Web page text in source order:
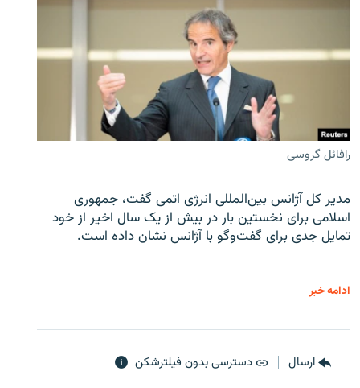
رافائل گروسی
مدیر کل آژانس بین‌المللی انرژی اتمی گفت، جمهوری
اسلامی برای نخستین بار در بیش از یک سال اخیر از خود
تمایل جدی برای گفت‌وگو با آژانس نشان داده است.
ادامه خبر
ارسال دسترسی بدون فیلترشکن